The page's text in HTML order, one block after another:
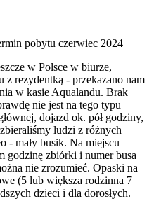
pobytu czerwiec 2024
w Polsce w biurze,
z rezydentką - przekazano nam
w kasie Aqualandu. Brak
nie jest na tego typu
dojazd ok. pół godziny,
ludzi z różnych
- mały busik. Na miejscu
godzinę zbiórki i numer busa
nie zrozumieć. Opaski na
(5 lub większa rodzinna 7
dzieci i dla dorosłych.